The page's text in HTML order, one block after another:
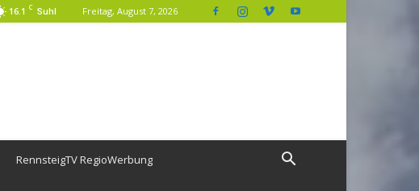
16.1 C Suhl Freitag, August 7, 2026
RennsteigTV RegioWerbung